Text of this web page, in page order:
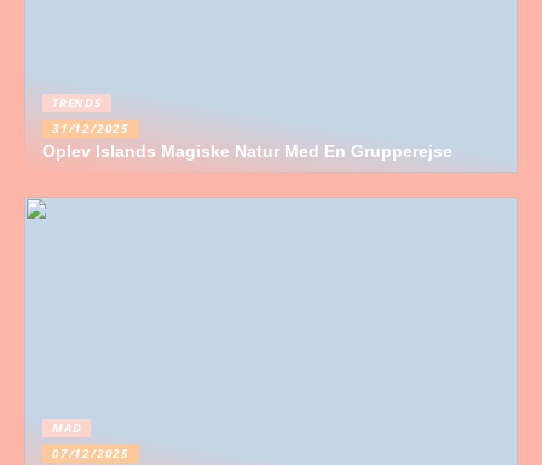
TRENDS
31/12/2025
Oplev Islands Magiske Natur Med En Grupperejse
MAD
07/12/2025